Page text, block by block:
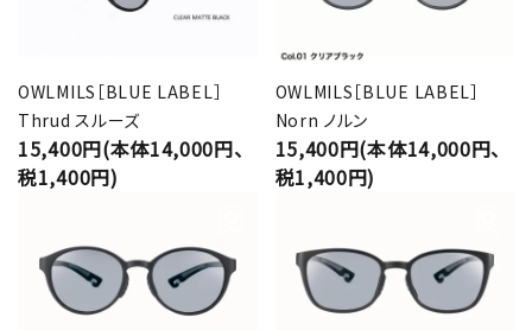
OWLMILS［BLUE LABEL］
Thrud スルーズ
15,400円(本体14,000円、
税1,400円)
OWLMILS［BLUE LABEL］
Norn ノルン
15,400円(本体14,000円、
税1,400円)